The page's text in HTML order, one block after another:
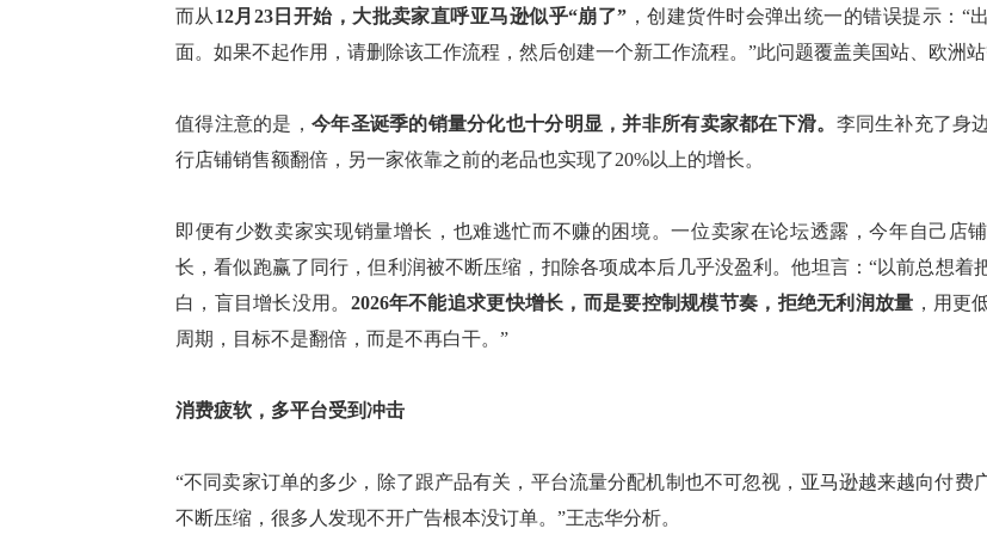
而从 12月23日开始，大批卖家直呼亚马逊似乎“崩了” ，创建货件时会弹出统一的错误提示： “
面。如果不起作用，请删除该工作流程，然后创建一个新工作流程。”此问题覆盖美国站、欧洲站
值得注意的是， 今年圣诞季的销量分化也十分明显，并非所有卖家都在下滑。 李同生补充了身
行店铺销售额翻倍，另一家依靠之前的老品也实现了20%以上的增长。
即便有少数卖家实现销量增长，也难逃忙而不赚的困境。一位卖家在论坛透露，今年自己店
长，看似跑赢了同行，但利润被不断压缩，扣除各项成本后几乎没盈利。他坦言： “以前总想着
白，盲目增长没用。 2026年不能追求更快增长，而是要控制规模节奏，拒绝无利润放量 ，用更
周期，目标不是翻倍，而是不再白干。 ”
消费疲软，多平台受到冲击
“不同卖家订单的多少，除了跟产品有关，平台流量分配机制也不可忽视，亚马逊越来越向付费
不断压缩，很多人发现不开广告根本没订单。 ”王志华分析。